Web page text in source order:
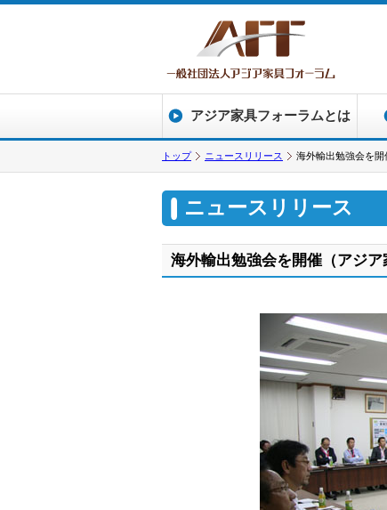
アジア家具フォーラムとは
トップ ニュースリリース 海外輸出勉強会を開
ニュースリリース
海外輸出勉強会を開催（アジア